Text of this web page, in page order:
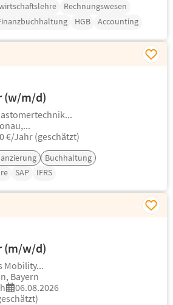
Rechnungswesen
HGB Accounting
(w/m/d)
€/Jahr (geschätzt)
Buchhaltung
SAP IFRS
(m/w/d)
Mobility...
Bayern
06.08.2026